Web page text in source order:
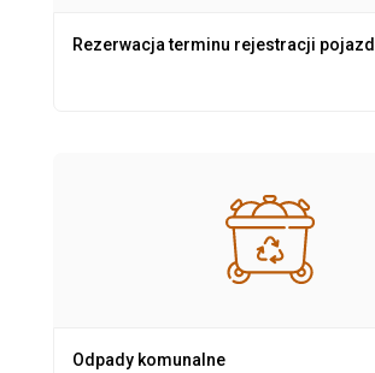
Rezerwacja terminu rejestracji
Odpady komunalne